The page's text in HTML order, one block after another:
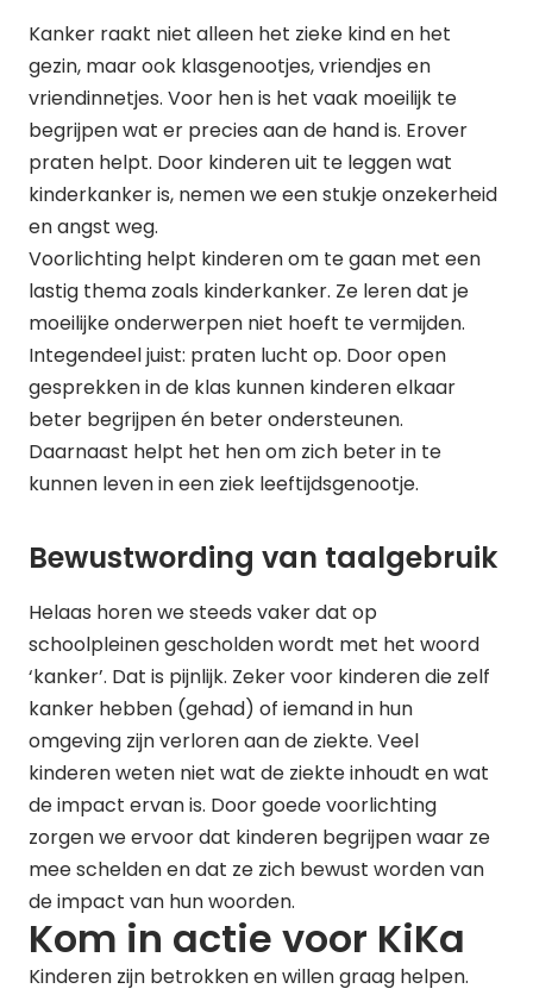
Kanker raakt niet alleen het zieke kind en het
gezin, maar ook klasgenootjes, vriendjes en
vriendinnetjes. Voor hen is het vaak moeilijk te
begrijpen wat er precies aan de hand is. Erover
praten helpt. Door kinderen uit te leggen wat
kinderkanker is, nemen we een stukje onzekerheid
en angst weg.
Voorlichting helpt kinderen om te gaan met een
lastig thema zoals kinderkanker. Ze leren dat je
moeilijke onderwerpen niet hoeft te vermijden.
Integendeel juist: praten lucht op. Door open
gesprekken in de klas kunnen kinderen elkaar
beter begrijpen én beter ondersteunen.
Daarnaast helpt het hen om zich beter in te
kunnen leven in een ziek leeftijdsgenootje.
Bewustwording van taalgebruik
Helaas horen we steeds vaker dat op
schoolpleinen gescholden wordt met het woord
‘kanker’. Dat is pijnlijk. Zeker voor kinderen die zelf
kanker hebben (gehad) of iemand in hun
omgeving zijn verloren aan de ziekte. Veel
kinderen weten niet wat de ziekte inhoudt en wat
de impact ervan is. Door goede voorlichting
zorgen we ervoor dat kinderen begrijpen waar ze
mee schelden en dat ze zich bewust worden van
de impact van hun woorden.
Kom in actie voor KiKa
Kinderen zijn betrokken en willen graag helpen.